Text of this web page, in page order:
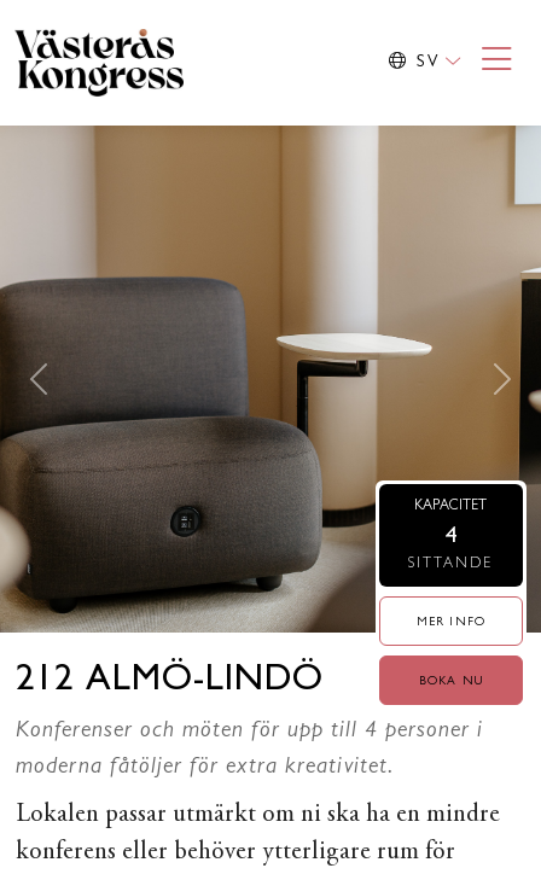
SV
Previous
212 ALMÖ-LINDÖ
KAPACITET
4
SITTANDE
MER INFO
BOKA NU
Konferenser och möten för upp till 4 personer i
moderna fåtöljer för extra kreativitet.
Lokalen passar utmärkt om ni ska ha en mindre
konferens eller behöver ytterligare rum för